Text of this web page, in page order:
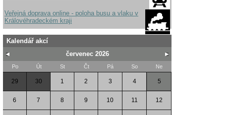
Veřejná doprava online - poloha busu a vlaku v
Královéhradeckém kraji
Kalendář akcí
červenec 2026
Po Út St Čt Pá So Ne
29 30 1 2 3 4 5
6 7 8 9 10 11 12